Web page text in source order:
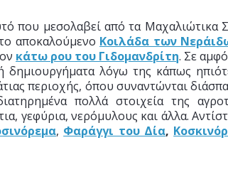
που μεσολαβεί από τα Μαχαλιώτικα
αποκαλούμενο Κοιλάδα των
κάτω ρου του Γιδομανδρίτη. Σε
δημιουργήματα λόγω της κάπως
περιοχής, όπου συναντώνται
πολλά στοιχεία της
γεφύρια, νερόμυλους και άλλα.
, Φαράγγι του Δία,